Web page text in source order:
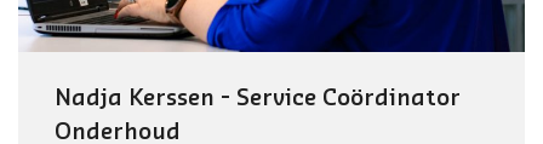
Nadja Kerssen - Service Coördinator
Onderhoud